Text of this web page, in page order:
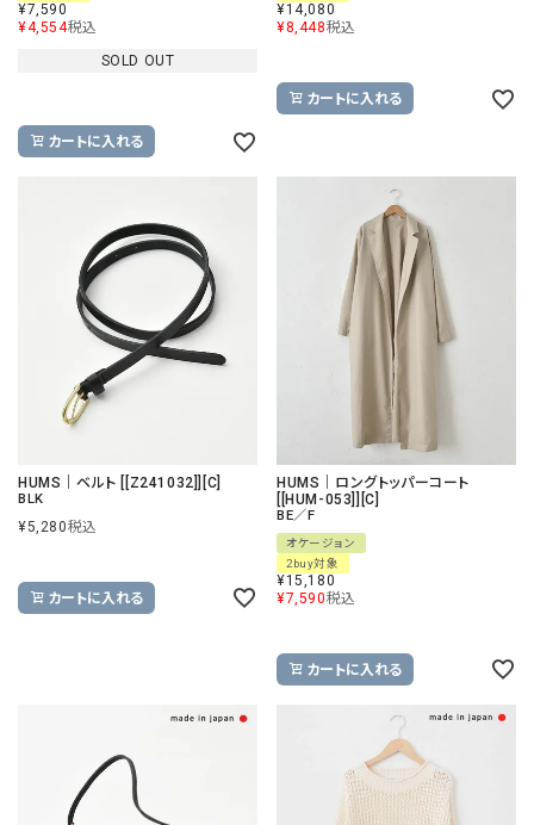
¥7,590
¥4,554税込
SOLD OUT
カートに入れる
¥14,080
¥8,448税込
カートに入れる
HUMS｜ベルト [[Z241032]][C]
BLK
¥5,280税込
カートに入れる
HUMS｜ロングトッパーコート
[[HUM-053]][C]
BE／F
オケージョン
2buy対象
¥15,180
¥7,590税込
カートに入れる